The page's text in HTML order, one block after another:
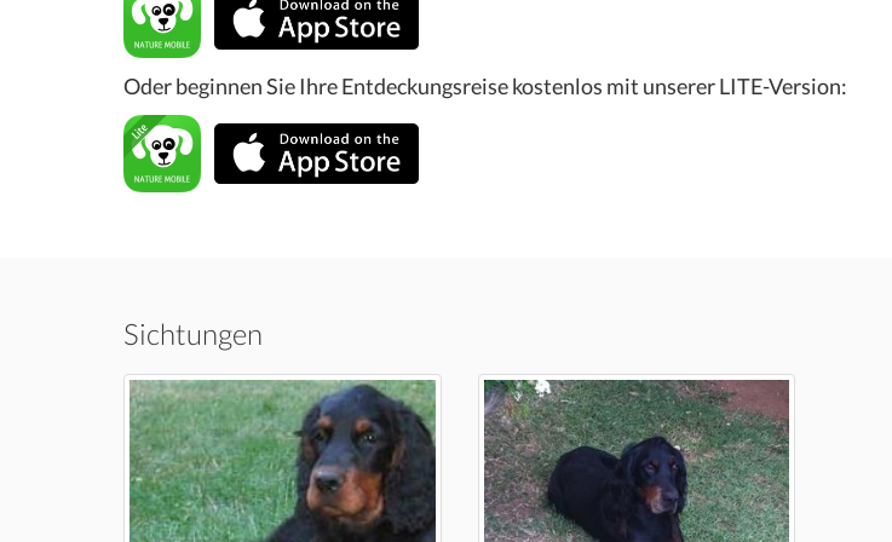
Oder beginnen Sie Ihre Entdeckungsreise kostenlos mit unserer LITE-Version:
Sichtungen